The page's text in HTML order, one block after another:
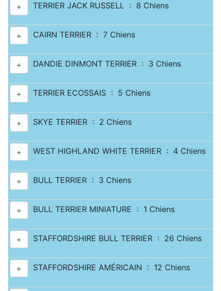
+ TERRIER JACK RUSSELL : 8 Chiens
+ CAIRN TERRIER : 7 Chiens
+ DANDIE DINMONT TERRIER : 3 Chiens
+ TERRIER ECOSSAIS : 5 Chiens
+ SKYE TERRIER : 2 Chiens
+ WEST HIGHLAND WHITE TERRIER : 4 Chiens
+ BULL TERRIER : 3 Chiens
+ BULL TERRIER MINIATURE : 1 Chiens
+ STAFFORDSHIRE BULL TERRIER : 26 Chiens
+ STAFFORDSHIRE AMÉRICAIN : 12 Chiens